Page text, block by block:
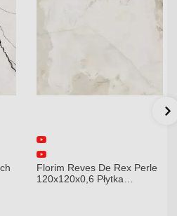
Florim Reves De Rex Perle
120x120x0,6 Płytka